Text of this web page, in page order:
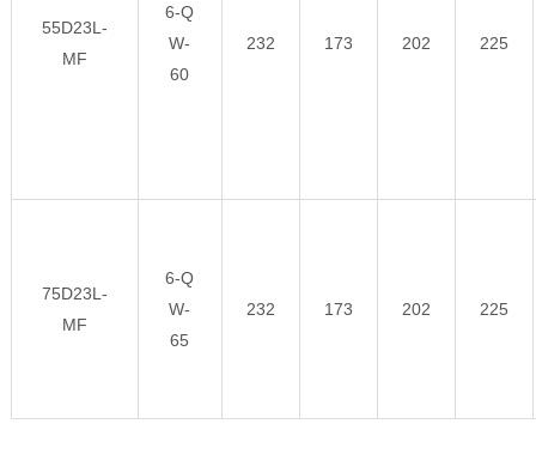
55D23L-
MF
6-Q
W-
60
232 173 202 225
75D23L-
MF
6-Q
W-
65
232 173 202 225